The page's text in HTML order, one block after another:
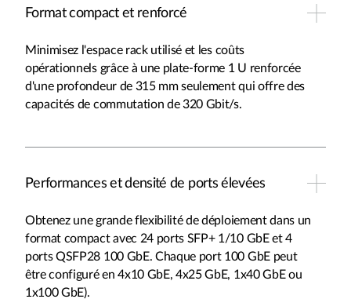
Format compact et renforcé
Minimisez l'espace rack utilisé et les coûts
opérationnels grâce à une plate-forme 1 U renforcée
d'une profondeur de 315 mm seulement qui offre des
capacités de commutation de 320 Gbit/s.
Performances et densité de ports élevées
Obtenez une grande flexibilité de déploiement dans un
format compact avec 24 ports SFP+ 1/10 GbE et 4
ports QSFP28 100 GbE. Chaque port 100 GbE peut
être configuré en 4x10 GbE, 4x25 GbE, 1x40 GbE ou
1x100 GbE).